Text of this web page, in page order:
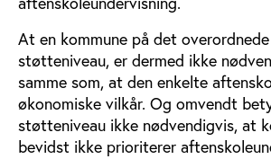
At en kommune på det
støtteniveau, er dermed ikke
samme som, at den enkelte
økonomiske vilkår. Og omvendt
støtteniveau ikke nødvendigvis, at
bevidst ikke prioriterer